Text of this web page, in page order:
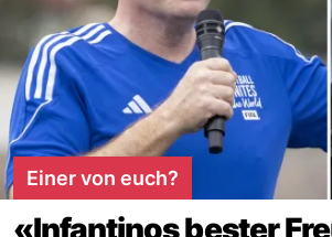
Einer von euch?
«Infantinos bester